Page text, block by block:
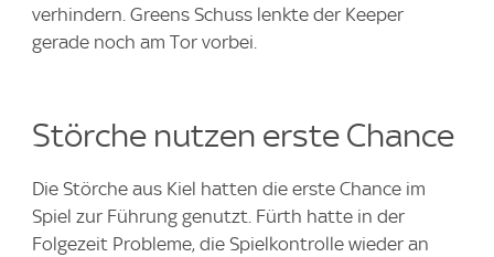
verhindern. Greens Schuss lenkte der Keeper
gerade noch am Tor vorbei.
Störche nutzen erste Chance
Die Störche aus Kiel hatten die erste Chance im
Spiel zur Führung genutzt. Fürth hatte in der
Folgezeit Probleme, die Spielkontrolle wieder an